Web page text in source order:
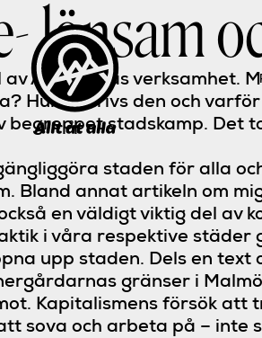
lönsam
Allt åt allas
Hur bedrivs den och
stadskamp. Det
staden för alla
Bland annat artikeln om
en väldigt viktig del av
i våra respektive städer
upp staden. Dels en text
gränser i
Kapitalismens försök
sova och arbeta på – inte